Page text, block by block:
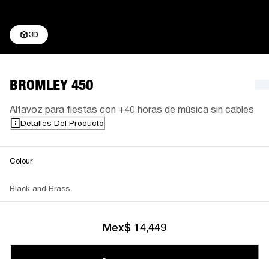
3D
BROMLEY 450
Altavoz para fiestas con +40 horas de música sin cables
Detalles Del Producto
Colour
Black and Brass
Mex$ 14,449